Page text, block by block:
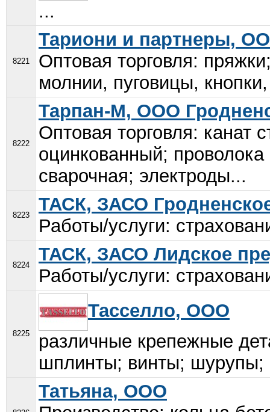
...
8221
Тариони и партнеры,
Оптовая торговля:
молнии, пуговицы,
8222
Тарпан-М, ООО
Оптовая торговля: канат
оцинкованный;
сварочная; электроды...
8223
ТАСК, ЗАСО
Работы/услуги:
8224
ТАСК, ЗАСО Лидское
Работы/услуги:
8225
Тасселло, ООО
различные крепежные
шплинты; винты; шурупы;
Татьяна, ООО